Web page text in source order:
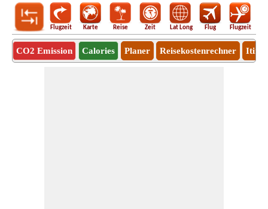
Flugzeit Karte Reise Zeit Lat Long Flug Flugzeit
CO2 Emission Calories Planer Reisekostenrechner